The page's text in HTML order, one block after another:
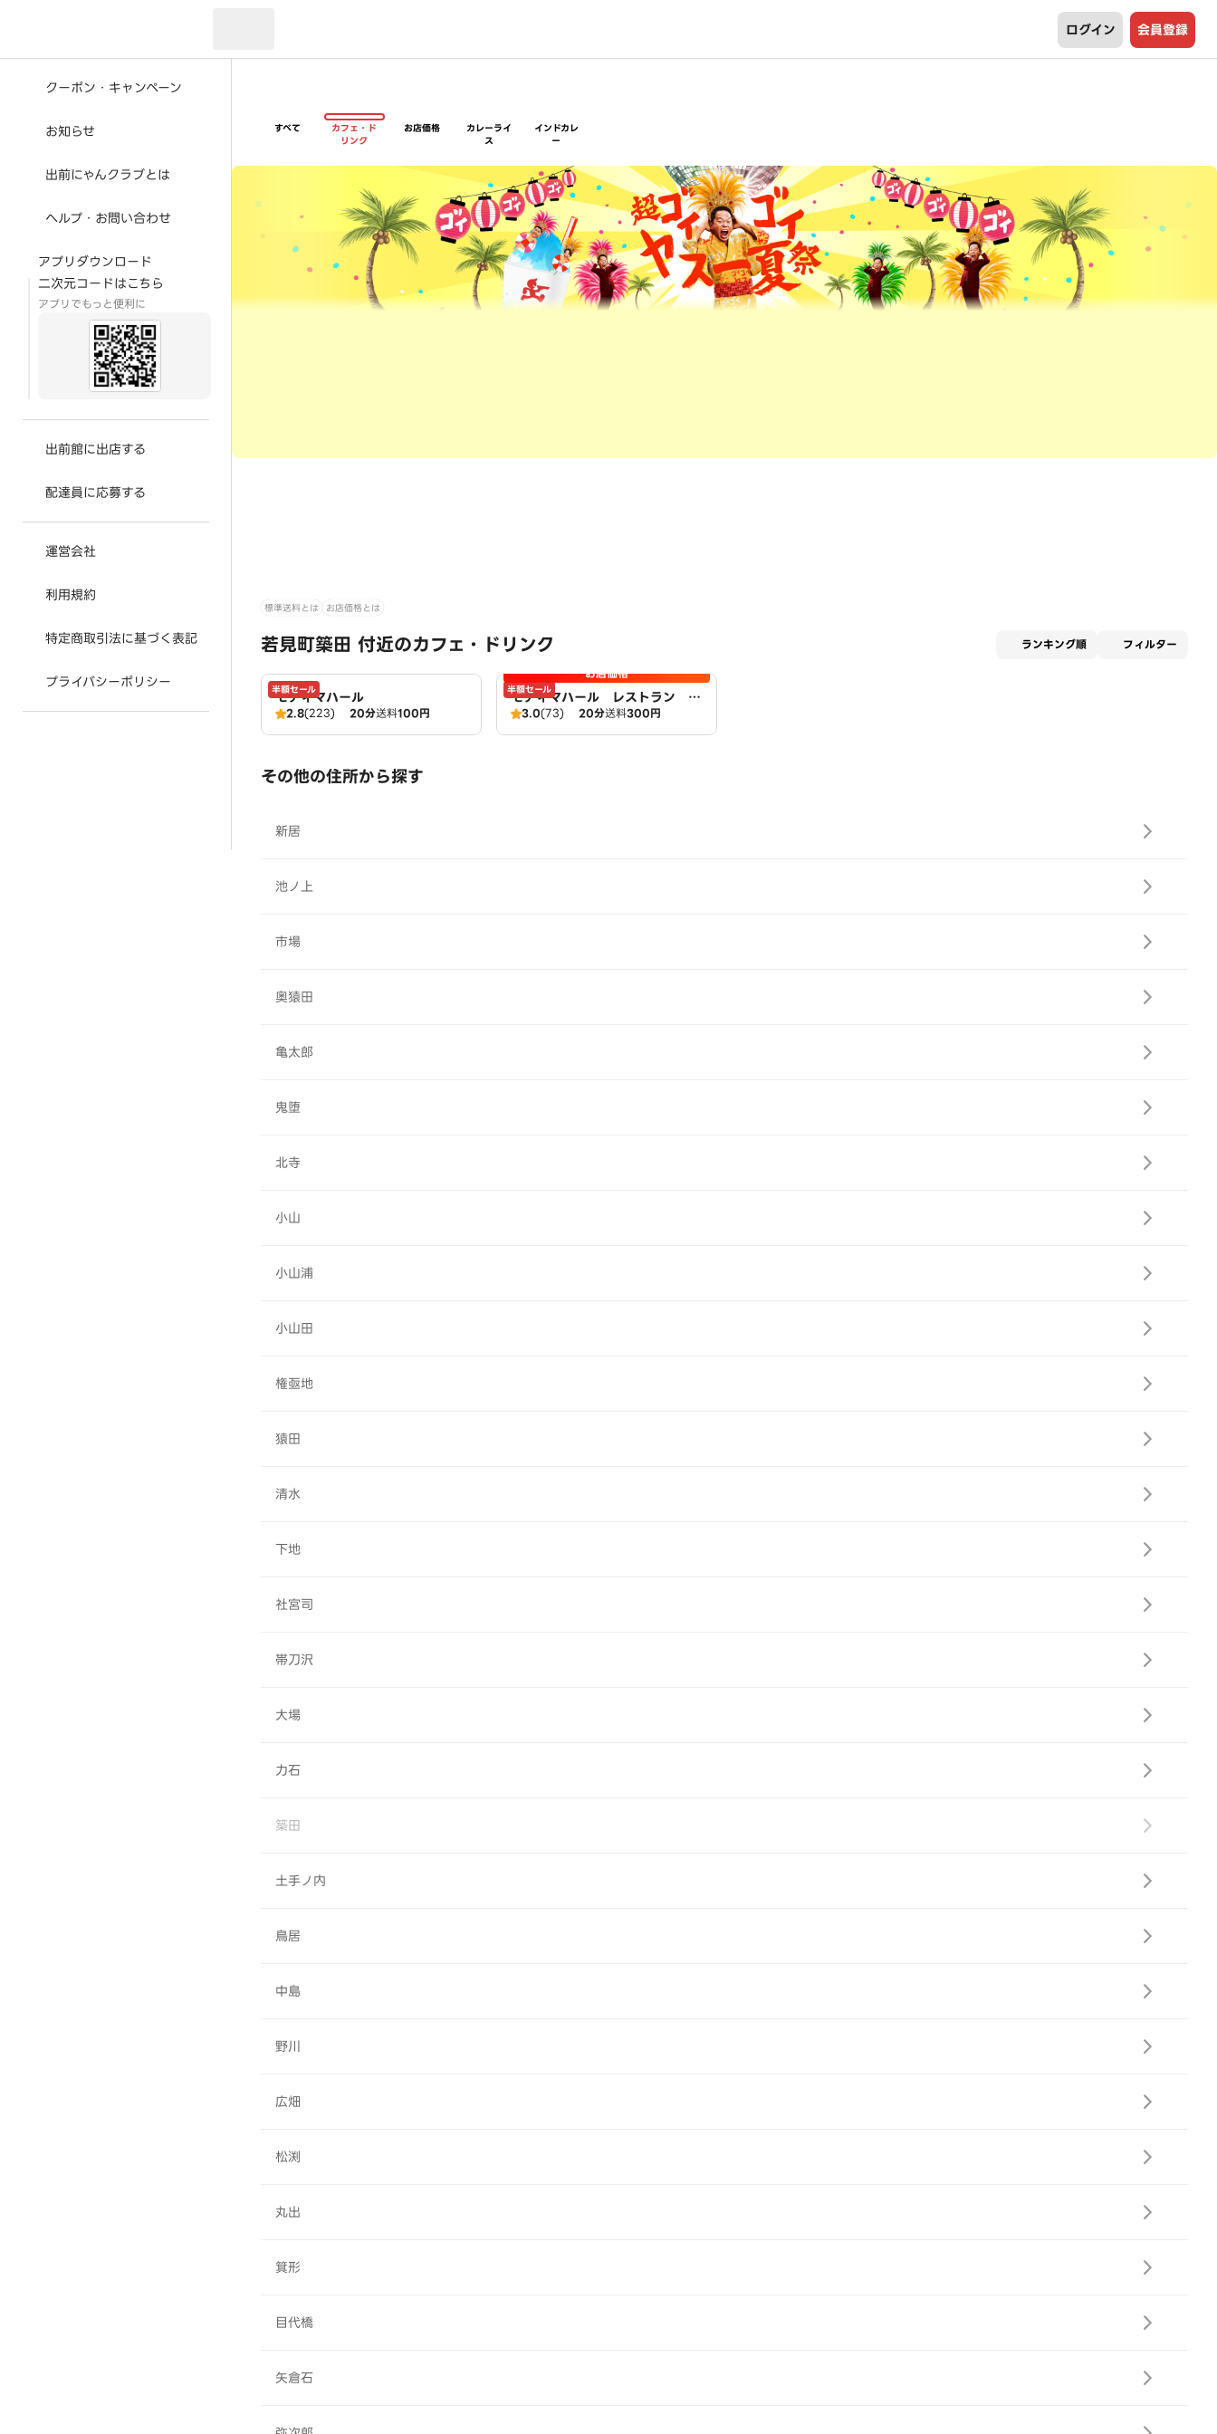
ログイン 会員登録
クーポン・キャンペーン
お知らせ
出前にゃんクラブとは
ヘルプ・お問い合わせ
アプリダウンロード
二次元コードはこちら
アプリでもっと便利に
出前館に出店する
配達員に応募する
運営会社
利用規約
特定商取引法に基づく表記
プライバシーポリシー
すべて
カフェ・ド
リンク
お店価格
カレーライ
ス
インドカレ
ー
超ゴイゴイヤスー夏祭
標準送料とは お店価格とは
若見町築田 付近のカフェ・ドリンク ランキング順 フィルター
半額セール
モティマハール
2.8(223) 20分送料100円
半額セール
お店価格
モティマハール レストラン ア
ンドバー
3.0(73) 20分送料300円
その他の住所から探す
新居
池ノ上
市場
奥猿田
亀太郎
鬼堕
北寺
小山
小山浦
小山田
権亟地
猿田
清水
下地
社宮司
帯刀沢
大場
力石
築田
土手ノ内
鳥居
中島
野川
広畑
松渕
丸出
箕形
目代橋
矢倉石